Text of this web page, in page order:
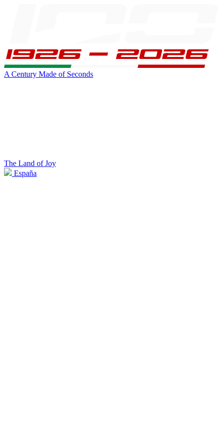
A Century Made of Seconds
The Land of Joy
España